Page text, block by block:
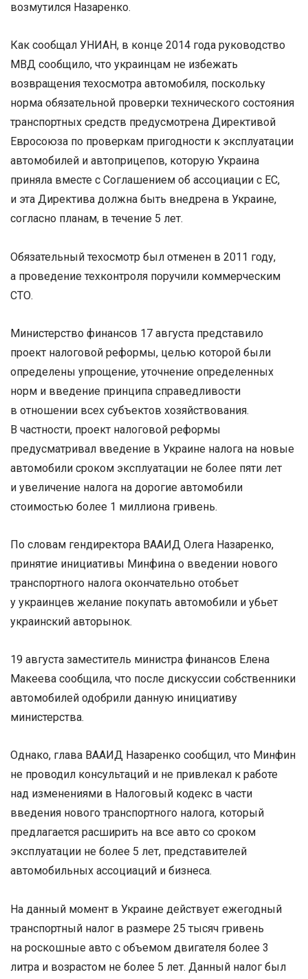
возмутился Назаренко.
Как сообщал УНИАН, в конце 2014 года руководство
МВД сообщило, что украинцам не избежать
возвращения техосмотра автомобиля, поскольку
норма обязательной проверки технического состояния
транспортных средств предусмотрена Директивой
Евросоюза по проверкам пригодности к эксплуатации
автомобилей и автоприцепов, которую Украина
приняла вместе с Соглашением об ассоциации с ЕС,
и эта Директива должна быть внедрена в Украине,
согласно планам, в течение 5 лет.
Обязательный техосмотр был отменен в 2011 году,
а проведение техконтроля поручили коммерческим
СТО.
Министерство финансов 17 августа представило
проект налоговой реформы, целью которой были
определены упрощение, уточнение определенных
норм и введение принципа справедливости
в отношении всех субъектов хозяйствования.
В частности, проект налоговой реформы
предусматривал введение в Украине налога на новые
автомобили сроком эксплуатации не более пяти лет
и увеличение налога на дорогие автомобили
стоимостью более 1 миллиона гривень.
По словам гендиректора ВААИД Олега Назаренко,
принятие инициативы Минфина о введении нового
транспортного налога окончательно отобьет
у украинцев желание покупать автомобили и убьет
украинский авторынок.
19 августа заместитель министра финансов Елена
Макеева сообщила, что после дискуссии собственники
автомобилей одобрили данную инициативу
министерства.
Однако, глава ВААИД Назаренко сообщил, что Минфин
не проводил консультаций и не привлекал к работе
над изменениями в Налоговый кодекс в части
введения нового транспортного налога, который
предлагается расширить на все авто со сроком
эксплуатации не более 5 лет, представителей
автомобильных ассоциаций и бизнеса.
На данный момент в Украине действует ежегодный
транспортный налог в размере 25 тысяч гривень
на роскошные авто с объемом двигателя более 3
литра и возрастом не более 5 лет. Данный налог был